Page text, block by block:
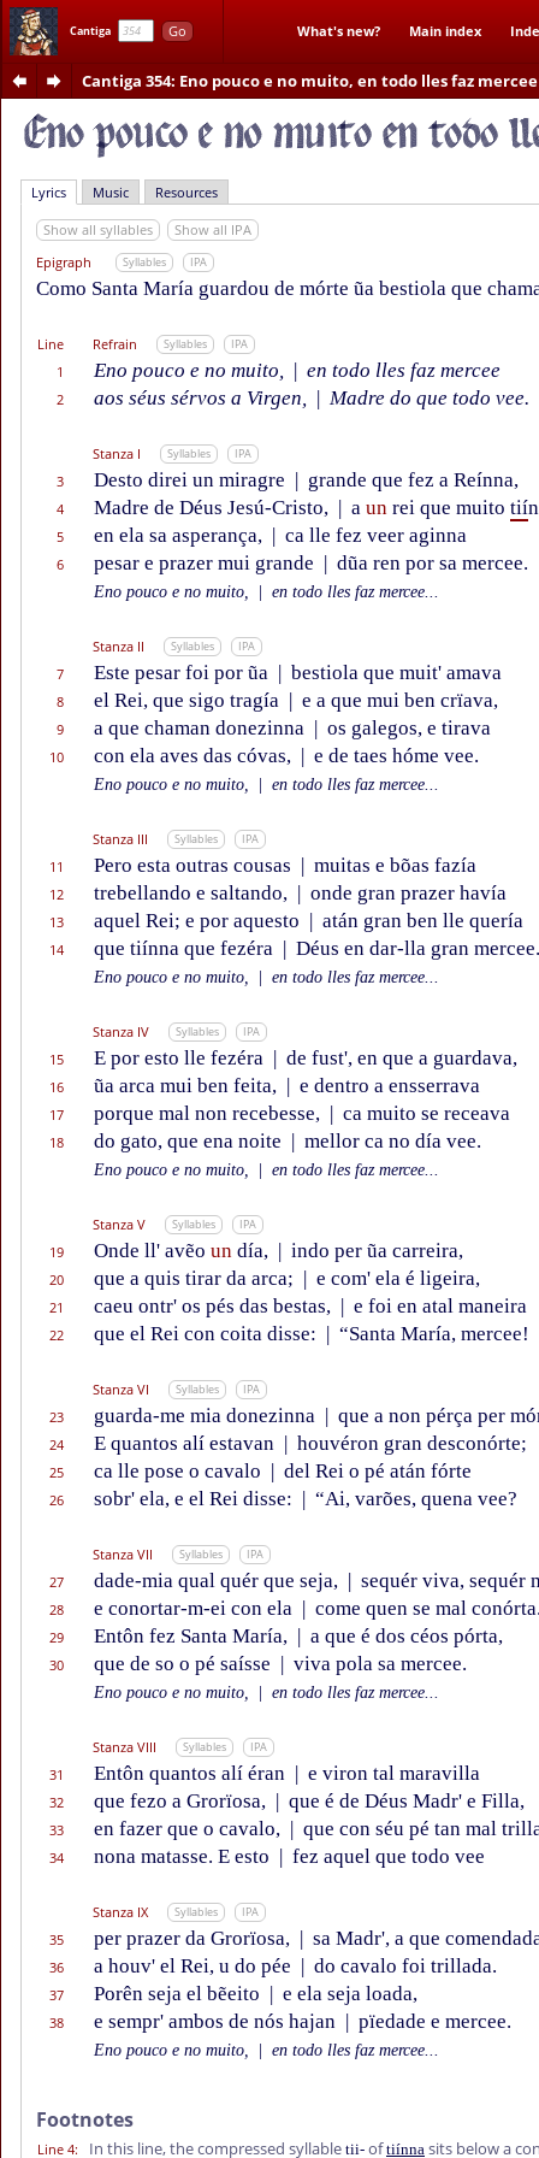
Cantiga Go What's new? Main index
Cantiga 354: Eno pouco e no muito, en todo lles faz mercee
Lyrics Music Resources
Show all syllables
Show all IPA
Epigraph
Syllables IPA
Como Santa María guardou de mórte ũa bestiola que
Line Refrain Syllables IPA
1 Eno pouco e no muito, | en todo lles faz mercee
2 aos séus sérvos a Virgen, | Madre do que todo vee.
Stanza I Syllables IPA
3 Desto direi un miragre | grande que fez a Reínna,
4 Madre de Déus Jesú-Cristo, | a un rei que muito tií
5 en ela sa asperança, | ca lle fez veer aginna
6 pesar e prazer mui grande | dũa ren por sa mercee.
Eno pouco e no muito, en todo lles faz mercee...
Stanza II Syllables IPA
7 Este pesar foi por ũa | bestiola que muit' amava
8 el Rei, que sigo tragía | e a que mui ben crïava,
9 a que chaman donezinna | os galegos, e tirava
10 con ela aves das cóvas, | e de taes hóme vee.
Eno pouco e no muito, en todo lles faz mercee...
Stanza III Syllables IPA
11 Pero esta outras cousas | muitas e bõas fazía
12 trebellando e saltando, | onde gran prazer havía
13 aquel Rei; e por aquesto | atán gran ben lle quería
14 que tiínna que fezéra | Déus en dar-lla gran mercee.
Eno pouco e no muito, en todo lles faz mercee...
Stanza IV Syllables IPA
15 E por esto lle fezéra | de fust', en que a guardava,
16 ũa arca mui ben feita, | e dentro a ensserrava
17 porque mal non recebesse, | ca muito se receava
18 do gato, que ena noite | mellor ca no día vee.
Eno pouco e no muito, en todo lles faz mercee...
Stanza V Syllables IPA
19 Onde ll' avẽo un día, | indo per ũa carreira,
20 que a quis tirar da arca; | e com' ela é ligeira,
21 caeu ontr' os pés das bestas, | e foi en atal maneira
22 que el Rei con coita disse: | “Santa María, mercee!
Stanza VI Syllables IPA
23 guarda-me mia donezinna | que a non pérça per
24 E quantos alí estavan | houvéron gran desconórte;
25 ca lle pose o cavalo | del Rei o pé atán fórte
26 sobr' ela, e el Rei disse: | “Ai, varões, quena vee?
Stanza VII Syllables IPA
27 dade-mia qual quér que seja, | sequér viva, sequér
28 e conortar-m-ei con ela | come quen se mal
29 Entôn fez Santa María, | a que é dos céos pórta,
30 que de so o pé saísse | viva pola sa mercee.
Eno pouco e no muito, en todo lles faz mercee...
Stanza VIII Syllables IPA
31 Entôn quantos alí éran | e viron tal maravilla
32 que fezo a Grorïosa, | que é de Déus Madr' e Filla,
33 en fazer que o cavalo, | que con séu pé tan mal
34 nona matasse. E esto | fez aquel que todo vee
Stanza IX Syllables IPA
35 per prazer da Grorïosa, | sa Madr', a que
36 a houv' el Rei, u do pée | do cavalo foi trillada.
37 Porên seja el bẽeito | e ela seja loada,
38 e sempr' ambos de nós hajan | pïedade e mercee.
Eno pouco e no muito, en todo lles faz mercee...
Footnotes
Line 4: In this line, the compressed syllable tii- oftiínna sits below a